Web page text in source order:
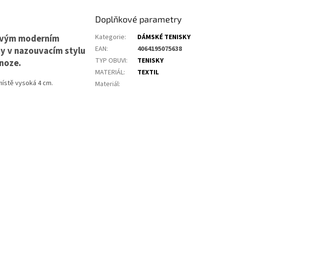
moderním
v nazouvacím stylu
vysoká 4 cm.
Doplňkové parametry
Kategorie:
DÁMSKÉ TENISKY
EAN:
4064195075638
TYP OBUVI:
TENISKY
MATERIÁL:
TEXTIL
Materiál: